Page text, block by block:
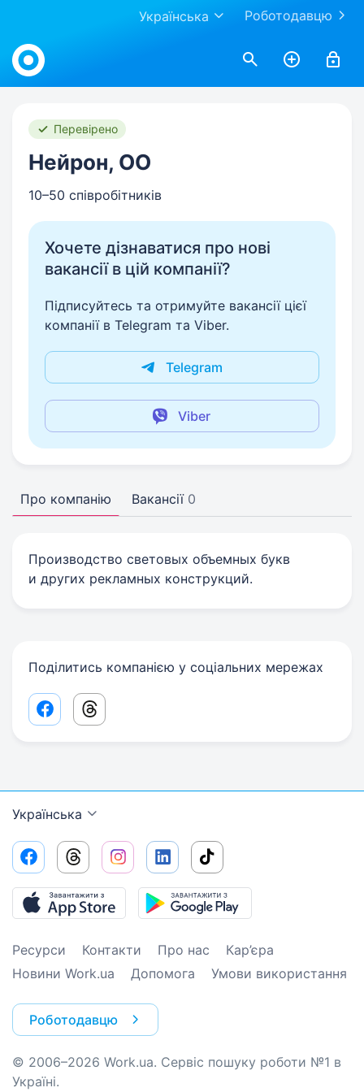
Роботодавцю
Українська
Work.ua
Перевірено
Нейрон, ОО
10–50 співробітників
Хочете дізнаватися про нові
вакансії в цій компанії?
Підписуйтесь та отримуйте вакансії цієї
компанії в Telegram та Viber.
Telegram
Viber
Про компанію Вакансії 0
Производство световых объемных букв
и других рекламных конструкций.
Поділитись компанією у соціальних мережах
Facebook share link
Threads share link
Українська
Ресурси Контакти Про нас
Кар’єра
Новини Work.ua
Допомога Умови використання
Роботодавцю
© 2006–2026 Work.ua. Сервіс пошуку роботи №1 в
Україні.